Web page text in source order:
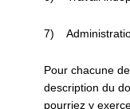
7)
Pour chacune
description du
pourriez y